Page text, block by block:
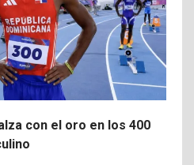
con el oro en los 400